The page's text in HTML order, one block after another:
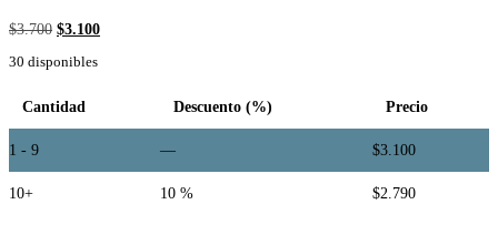
$3.700 El
original
$3.700.
$3.100El
30 disponibles
Cantidad Descuento (%) Precio
1 - 9 — $3.100
10+ 10 % $2.790